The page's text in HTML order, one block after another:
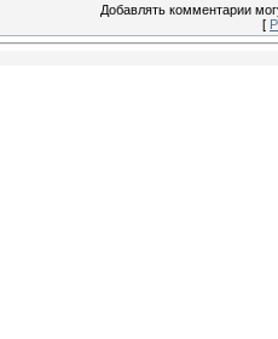
Добавлять комментарии
[